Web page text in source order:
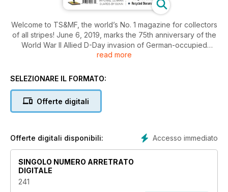
Welcome to TS&MF, the world’s No. 1 magazine for collectors
of all stripes! June 6, 2019, marks the 75th anniversary of the
World War II Allied D-Day invasion of German-occupied
France. Readers will notice how the historic milestone is
However, the main way the event is being memorialized is via
experiences. The Toy Soldier Museum’s James H. Hillestad
collecting in an article titled “The Vikings Are Com-ing!”
1911 to re-create the royal event in miniature. Amazing
artifacts from the writer’s collection help illustrate his chronicle
read more
SELEZIONARE IL FORMATO:
Offerte digitali
Accesso immediato
Offerte digitali disponibili:
SINGOLO NUMERO ARRETRATO
DIGITALE
241